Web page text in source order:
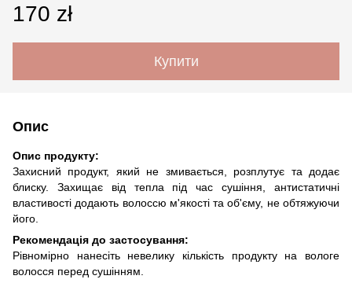
170 zł
Купити
Опис
Опис продукту:
Захисний продукт, який не змивається, розплутує та додає
блиску. Захищає від тепла під час сушіння, антистатичні
властивості додають волоссю м'якості та об'єму, не обтяжуючи
його.
Рекомендація до застосування:
Рівномірно нанесіть невелику кількість продукту на вологе
волосся перед сушінням.